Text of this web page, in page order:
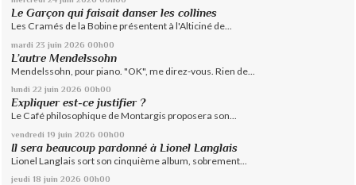
Le Garçon qui faisait danser les collines
Les Cramés de la Bobine présentent à l'Alticiné de...
mardi 23 juin 2026 00h00
L’autre Mendelssohn
Mendelssohn, pour piano. "OK", me direz-vous. Rien de...
lundi 22 juin 2026 00h00
Expliquer est-ce justifier ?
Le Café philosophique de Montargis proposera son...
vendredi 19 juin 2026 00h00
Il sera beaucoup pardonné à Lionel Langlais
Lionel Langlais sort son cinquième album, sobrement...
jeudi 18 juin 2026 00h00